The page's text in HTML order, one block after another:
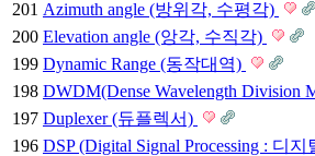
201 Azimuth angle (방위각, 수평각)
200 Elevation angle (앙각, 수직각)
199 Dynamic Range (동작대역)
198 DWDM(Dense Wavelength Division
197 Duplexer (듀플렉서)
196 DSP (Digital Signal Processing : 디